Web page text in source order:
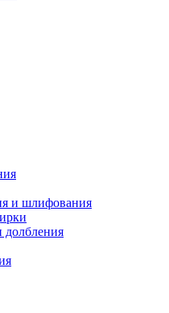
и шлифования
долбления